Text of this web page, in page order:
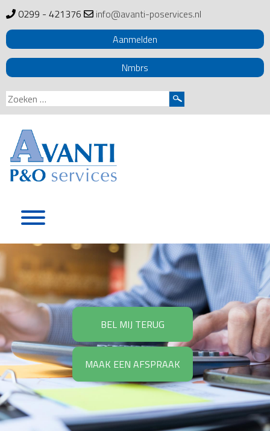
0299 - 421376
info@avanti-poservices.nl
Aanmelden
Nmbrs
Zoeken
naar:
BEL MIJ TERUG
MAAK EEN AFSPRAAK